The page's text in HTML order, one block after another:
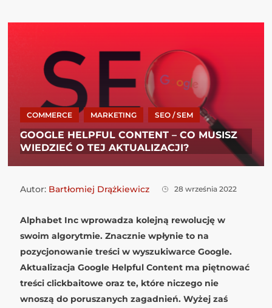
COMMERCE MARKETING SEO / SEM
GOOGLE HELPFUL CONTENT – CO MUSISZ
WIEDZIEĆ O TEJ AKTUALIZACJI?
Autor: Bartłomiej Drążkiewicz 28 września 2022
Alphabet Inc wprowadza kolejną rewolucję w
swoim algorytmie. Znacznie wpłynie to na
pozycjonowanie treści w wyszukiwarce Google.
Aktualizacja Google Helpful Content ma piętnować
treści clickbaitowe oraz te, które niczego nie
wnoszą do poruszanych zagadnień. Wyżej zaś